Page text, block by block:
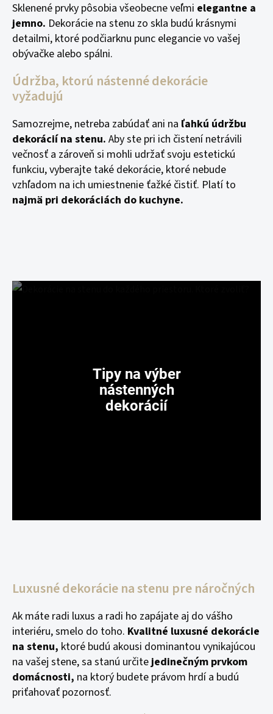
Sklenené prvky pôsobia všeobecne veľmi elegantne a
jemno. Dekorácie na stenu zo skla budú krásnymi
detailmi, ktoré podčiarknu punc elegancie vo vašej
obývačke alebo spálni.
Údržba, ktorú nástenné dekorácie
vyžadujú
Samozrejme, netreba zabúdať ani na ľahkú údržbu
dekorácií na stenu. Aby ste pri ich čistení netrávili
večnosť a zároveň si mohli udržať svoju estetickú
funkciu, vyberajte také dekorácie, ktoré nebude
vzhľadom na ich umiestnenie ťažké čistiť. Platí to
najmä pri dekoráciách do kuchyne.
Tipy na výber
nástenných
dekorácií
Luxusné dekorácie na stenu pre náročných
Ak máte radi luxus a radi ho zapájate aj do vášho
interiéru, smelo do toho. Kvalitné luxusné dekorácie
na stenu, ktoré budú akousi dominantou vynikajúcou
na vašej stene, sa stanú určitejedinečným prvkom
domácnosti, na ktorý budete právom hrdí a budú
priťahovať pozornosť.